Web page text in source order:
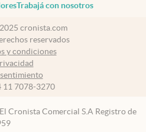
Trabajá con nosotros
cronista.com
reservados
y condiciones
11 7078-3270
Cronista Comercial S.A Registro de